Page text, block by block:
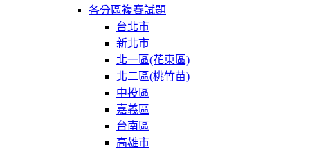
各分區複賽試題
台北市
新北市
北一區(花東區)
北二區(桃竹苗)
中投區
嘉義區
台南區
高雄市